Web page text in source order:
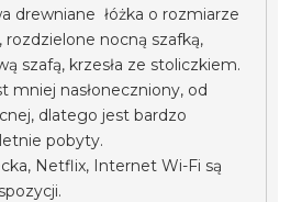
drewniane łóżka o rozmiarze
nocną szafką,
szafą, krzesła ze stoliczkiem.
mniej nasłoneczniony, od
dlatego jest bardzo
pobyty.
Netflix, Internet Wi-Fi są